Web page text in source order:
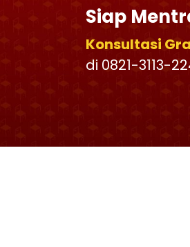
Siap
Konsultasi
di 0821-3113-